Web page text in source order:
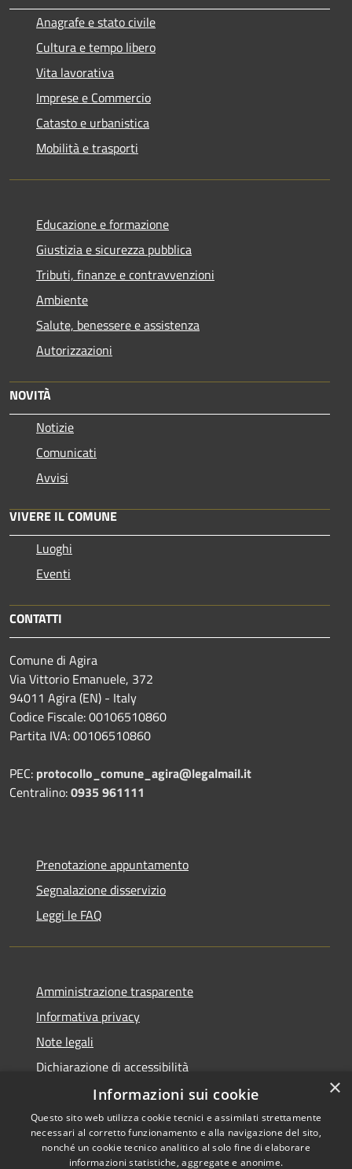
Anagrafe e stato civile
Cultura e tempo libero
Vita lavorativa
Imprese e Commercio
Catasto e urbanistica
Mobilità e trasporti
Educazione e formazione
Giustizia e sicurezza pubblica
Tributi, finanze e contravvenzioni
Ambiente
Salute, benessere e assistenza
Autorizzazioni
NOVITÀ
Notizie
Comunicati
Avvisi
VIVERE IL COMUNE
Luoghi
Eventi
CONTATTI
Comune di Agira
Via Vittorio Emanuele, 372
94011 Agira (EN) - Italy
Codice Fiscale: 00106510860
Partita IVA: 00106510860
PEC: protocollo_comune_agira@legalmail.it
Centralino:0935 961111
Prenotazione appuntamento
Segnalazione disservizio
Leggi le FAQ
Amministrazione trasparente
Informativa privacy
Note legali
Dichiarazione di accessibilità
Accessibilità
Copyright © 2026 • Comune di
Agira • Powered by
×
Informazioni sui cookie
Questo sito web utilizza cookie tecnici e assimilati strettamente
necessari al corretto funzionamento e alla navigazione del sito,
nonché un cookie tecnico analitico al solo fine di elaborare
informazioni statistiche, aggregate e anonime.